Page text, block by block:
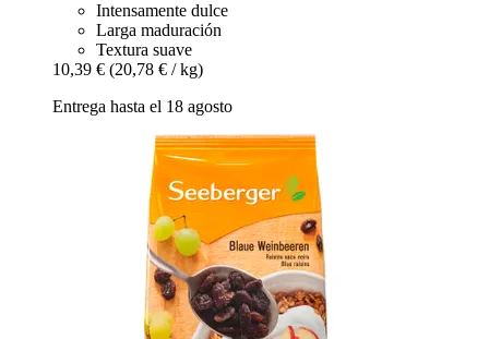
Intensamente dulce
Larga maduración
Textura suave
10,39 € (20,78 € / kg)
Entrega hasta el 18 agosto